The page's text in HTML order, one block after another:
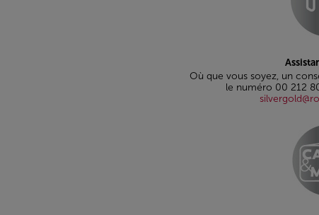
Où que vous soyez, un
le numéro 00 212